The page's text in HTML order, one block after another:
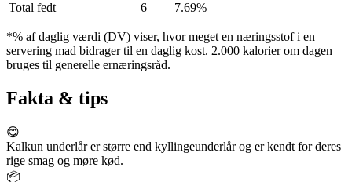
Total fedt
6 7.69%
*% af daglig værdi (DV) viser, hvor meget en næringsstof i en
servering mad bidrager til en daglig kost. 2.000 kalorier om dagen
bruges til generelle ernæringsråd.
Fakta & tips
😋
Kalkun underlår er større end kyllingeunderlår og er kendt for deres
rige smag og møre kød.
📦